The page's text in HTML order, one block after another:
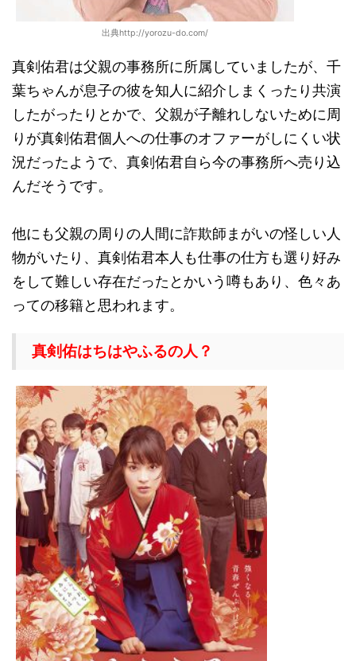
出典http://yorozu-do.com/
真剣佑君は父親の事務所に所属していましたが、千
葉ちゃんが息子の彼を知人に紹介しまくったり共演
したがったりとかで、父親が子離れしないために周
りが真剣佑君個人への仕事のオファーがしにくい状
況だったようで、真剣佑君自ら今の事務所へ売り込
んだそうです。
他にも父親の周りの人間に詐欺師まがいの怪しい人
物がいたり、真剣佑君本人も仕事の仕方も選り好み
をして難しい存在だったとかいう噂もあり、色々あ
っての移籍と思われます。
真剣佑はちはやふるの人？